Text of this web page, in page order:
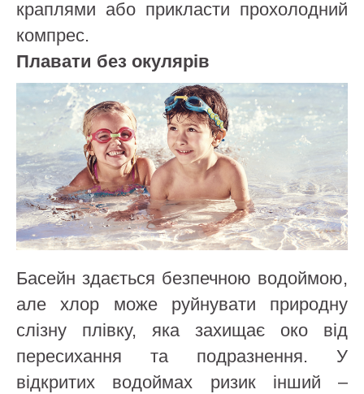
краплями або прикласти прохолодний
компрес.
Плавати без окулярів
Басейн здається безпечною водоймою,
але хлор може руйнувати природну
слізну плівку, яка захищає око від
пересихання та подразнення. У
відкритих водоймах ризик інший –